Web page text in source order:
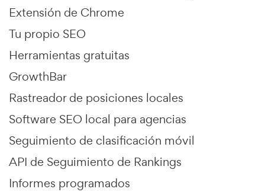
Extensión de Chrome
Tu propio SEO
Herramientas gratuitas
GrowthBar
Rastreador de posiciones locales
Software SEO local para agencias
Seguimiento de clasificación móvil
API de Seguimiento de Rankings
Informes programados